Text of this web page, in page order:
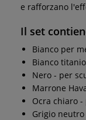
e rafforzano
Il set
Bianco per
Bianco
Nero - per
Marrone
Ocra chiaro
Grigio